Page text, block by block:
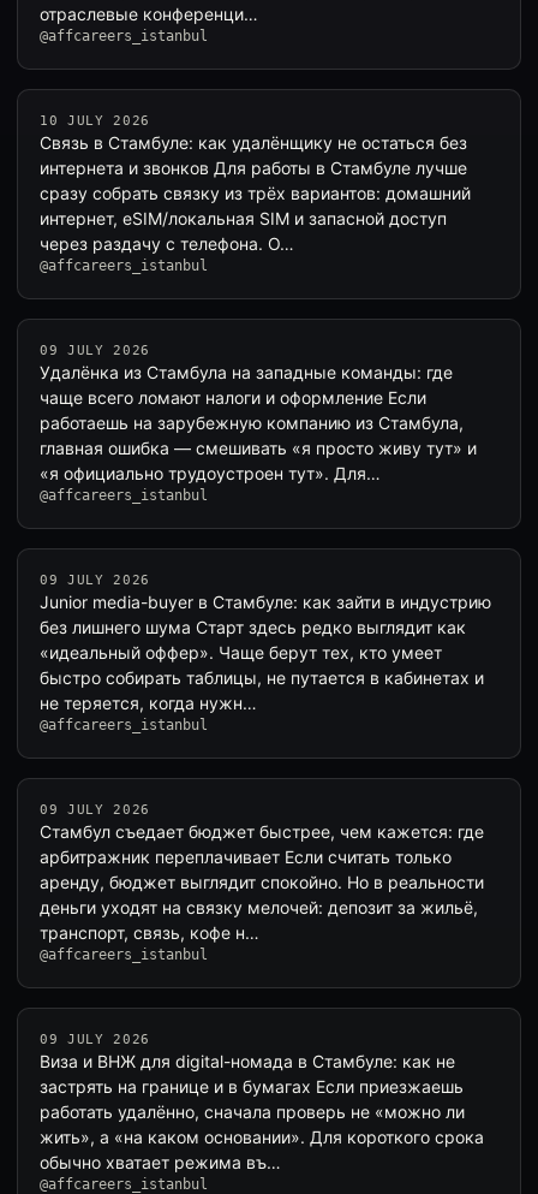
отраслевые конференци…
@affcareers_istanbul
10 JULY 2026
Связь в Стамбуле: как удалёнщику не остаться без
интернета и звонков Для работы в Стамбуле лучше
сразу собрать связку из трёх вариантов: домашний
интернет, eSIM/локальная SIM и запасной доступ
через раздачу с телефона. О…
@affcareers_istanbul
09 JULY 2026
Удалёнка из Стамбула на западные команды: где
чаще всего ломают налоги и оформление Если
работаешь на зарубежную компанию из Стамбула,
главная ошибка — смешивать «я просто живу тут» и
«я официально трудоустроен тут». Для…
@affcareers_istanbul
09 JULY 2026
Junior media-buyer в Стамбуле: как зайти в индустрию
без лишнего шума Старт здесь редко выглядит как
«идеальный оффер». Чаще берут тех, кто умеет
быстро собирать таблицы, не путается в кабинетах и
не теряется, когда нужн…
@affcareers_istanbul
09 JULY 2026
Стамбул съедает бюджет быстрее, чем кажется: где
арбитражник переплачивает Если считать только
аренду, бюджет выглядит спокойно. Но в реальности
деньги уходят на связку мелочей: депозит за жильё,
транспорт, связь, кофе н…
@affcareers_istanbul
09 JULY 2026
Виза и ВНЖ для digital-номада в Стамбуле: как не
застрять на границе и в бумагах Если приезжаешь
работать удалённо, сначала проверь не «можно ли
жить», а «на каком основании». Для короткого срока
обычно хватает режима въ…
@affcareers_istanbul